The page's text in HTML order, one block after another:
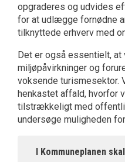
opgraderes og udvides
for at udlægge fornødne
tilknyttede erhverv med
Det er også essentielt,
miljøpåvirkninger og
voksende turismesektor.
henkastet affald, hvorfor
tilstrækkeligt med
undersøge muligheden
I Kommuneplanen